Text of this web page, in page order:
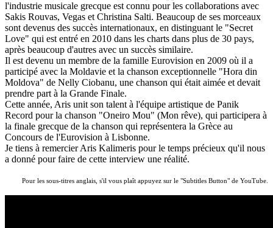
l'industrie musicale grecque est connu pour les collaborations avec
Sakis Rouvas, Vegas et Christina Salti. Beaucoup de ses morceaux
sont devenus des succès internationaux, en distinguant le "Secret
Love" qui est entré en 2010 dans les charts dans plus de 30 pays,
après beaucoup d'autres avec un succès similaire.
Il est devenu un membre de la famille Eurovision en 2009 où il a
participé avec la Moldavie et la chanson exceptionnelle "Hora din
Moldova" de Nelly Ciobanu, une chanson qui était aimée et devait
prendre part à la Grande Finale.
Cette année, Aris unit son talent à l'équipe artistique de Panik
Record pour la chanson "Oneiro Mou" (Mon rêve), qui participera à
la finale grecque de la chanson qui représentera la Grèce au
Concours de l'Eurovision à Lisbonne.
Je tiens à remercier Aris Kalimeris pour le temps précieux qu'il nous
a donné pour faire de cette interview une réalité.
Pour les sous-titres anglais, s'il vous plaît appuyez sur le "Subtitles Button" de YouTube